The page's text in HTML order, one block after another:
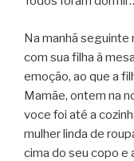
Na manhã seguinte
com sua filha à
emoção, ao que a
Mamãe, ontem na
voce foi até a
mulher linda de
cima do seu copo e